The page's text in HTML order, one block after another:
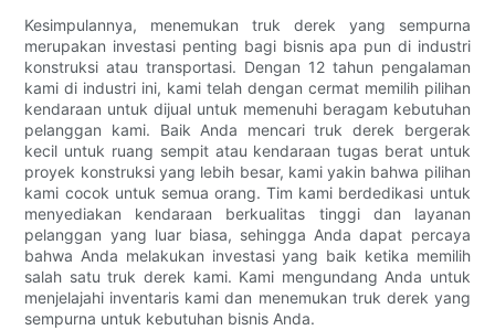
Kesimpulannya, menemukan truk derek yang sempurna
merupakan investasi penting bagi bisnis apa pun di industri
konstruksi atau transportasi. Dengan 12 tahun pengalaman
kami di industri ini, kami telah dengan cermat memilih pilihan
kendaraan untuk dijual untuk memenuhi beragam kebutuhan
pelanggan kami. Baik Anda mencari truk derek bergerak
kecil untuk ruang sempit atau kendaraan tugas berat untuk
proyek konstruksi yang lebih besar, kami yakin bahwa pilihan
kami cocok untuk semua orang. Tim kami berdedikasi untuk
menyediakan kendaraan berkualitas tinggi dan layanan
pelanggan yang luar biasa, sehingga Anda dapat percaya
bahwa Anda melakukan investasi yang baik ketika memilih
salah satu truk derek kami. Kami mengundang Anda untuk
menjelajahi inventaris kami dan menemukan truk derek yang
sempurna untuk kebutuhan bisnis Anda.